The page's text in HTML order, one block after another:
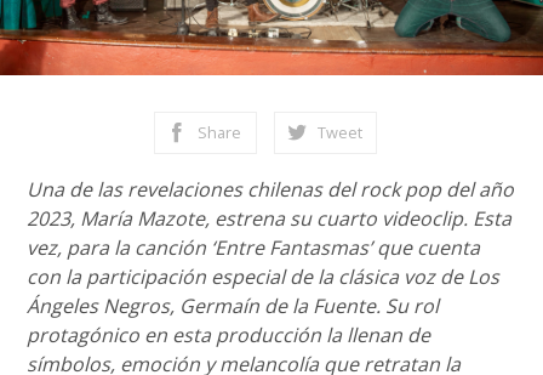
Share Tweet
Una de las revelaciones chilenas del rock pop del año
2023, María Mazote, estrena su cuarto videoclip. Esta
vez, para la canción ‘Entre Fantasmas’ que cuenta
con la participación especial de la clásica voz de Los
Ángeles Negros, Germaín de la Fuente. Su rol
protagónico en esta producción la llenan de
símbolos, emoción y melancolía que retratan la